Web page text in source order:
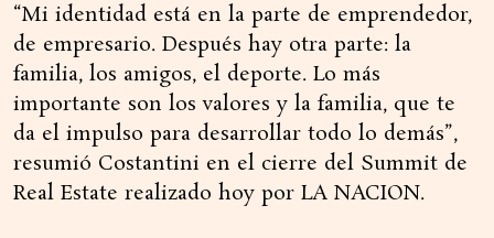
“Mi identidad está en la parte de emprendedor,
de empresario. Después hay otra parte: la
familia, los amigos, el deporte. Lo más
importante son los valores y la familia, que te
da el impulso para desarrollar todo lo demás”,
resumió Costantini en el cierre del Summit de
Real Estate realizado hoy por LA NACION.